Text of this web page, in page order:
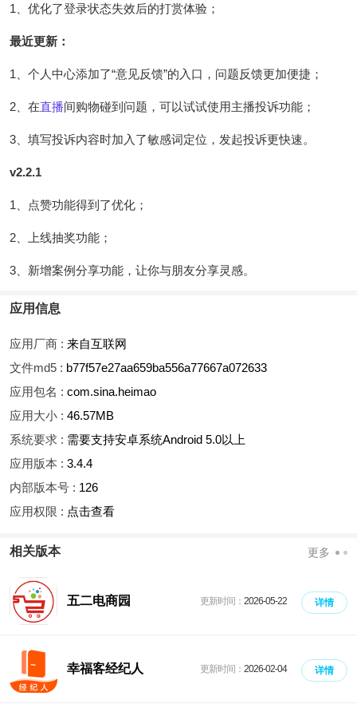
1、优化了登录状态失效后的打赏体验；
最近更新：
1、个人中心添加了“意见反馈”的入口，问题反馈更加便捷；
2、在直播间购物碰到问题，可以试试使用主播投诉功能；
3、填写投诉内容时加入了敏感词定位，发起投诉更快速。
v2.2.1
1、点赞功能得到了优化；
2、上线抽奖功能；
3、新增案例分享功能，让你与朋友分享灵感。
应用信息
应用厂商 : 来自互联网
文件md5 : b77f57e27aa659ba556a77667a072633
应用包名 : com.sina.heimao
应用大小 : 46.57MB
系统要求 : 需要支持安卓系统Android 5.0以上
应用版本 : 3.4.4
内部版本号 : 126
应用权限 : 点击查看
相关版本 更多
五二电商园 更新时间： 2026-05-22 详情
幸福客经纪人 更新时间： 2026-02-04 详情